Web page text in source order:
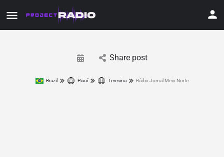
Share post
Brazil Piauí Teresina Rádio Jornal Meio Norte